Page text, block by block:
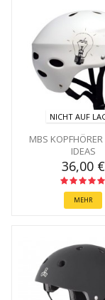
NICHT AUF
MBS
IDEAS
36,00 €
MEHR